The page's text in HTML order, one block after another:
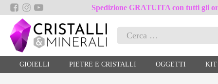
Spedizione GRATUITA con tutti gli
Ricerca
GIOIELLI PIETRE E CRISTALLI OGGETTI KIT